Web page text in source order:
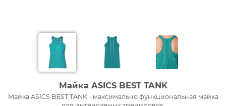
Майка ASICS BEST TANK
Майка ASICS BEST TANK - максимально функциональная майка